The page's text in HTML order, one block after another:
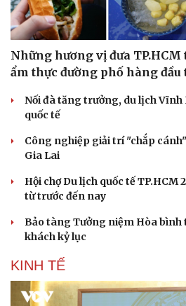
Những hương vị đưa
ẩm thực đường phố hàng đầu
Nối đà tăng trưởng, du lịch Vĩnh
quốc tế
Công nghiệp giải trí "chắp
Gia Lai
Hội chợ Du lịch quốc tế TP.HCM
từ trước đến nay
Bảo tàng Tưởng niệm Hòa bình
khách kỷ lục
KINH TẾ